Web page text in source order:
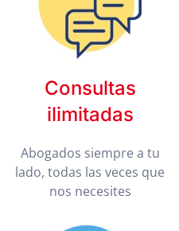
Consultas
ilimitadas
Abogados siempre a tu
lado, todas las veces que
nos necesites